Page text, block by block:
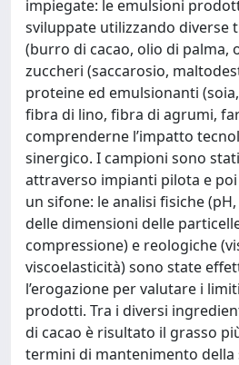
impiegate: le emulsioni
sviluppate utilizzando diverse
(burro di cacao, olio di palma,
zuccheri (saccarosio,
proteine ed emulsionanti
fibra di lino, fibra di agrumi,
comprenderne l’impatto
sinergico. I campioni sono
attraverso impianti pilota e
un sifone: le analisi fisiche
delle dimensioni delle
compressione) e reologiche
viscoelasticità) sono state
l’erogazione per valutare i
prodotti. Tra i diversi
di cacao è risultato il grasso
termini di mantenimento